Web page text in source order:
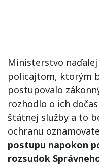
Ministerstvo
policajtom, ktorým
postupovalo
rozhodlo o ich
štátnej služby a to
ochranu
postupu napokon
rozsudok